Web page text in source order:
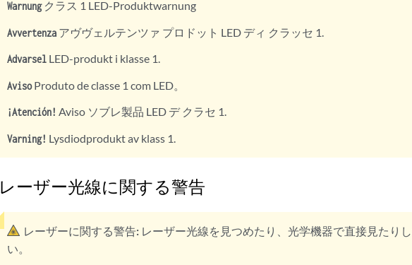
Warnungクラス 1 LED-Produktwarnung
Avvertenza アヴヴェルテンツァ プロドット LED ディ クラッセ 1.
Advarsel LED-produkt i klasse 1.
AvisoProduto de classe 1 com LED。
¡Atención! Aviso ソブレ製品 LED デ クラセ 1.
Varning! Lysdiodprodukt av klass 1.
レーザー光線に関する警告
レーザーに関する警告: レーザー光線を見つめたり、光学機器で直接見たり
い。